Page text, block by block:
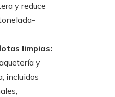
y reduce
limpias:
y
incluidos